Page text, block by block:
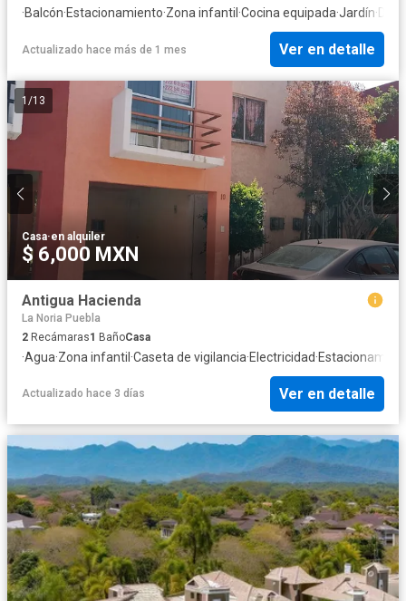
·Balcón·Estacionamiento·Zona infantil ·Cocina equipada·Jardín·
Actualizado hace más de 1 mes Ver en detalle
1 /13
Casa·en alquiler
$ 6,000 MXN
Antigua Hacienda
La Noria Puebla
2 Recámaras1 BañoCasa
·Agua·Zona infantil·Caseta de vigilancia·Electricidad·
Actualizado hace 3 días Ver en detalle